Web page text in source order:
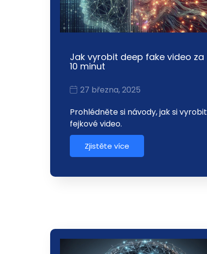
Jak vyrobit deep fake video za
10 minut
27 března, 2025
Prohlédněte si návody, jak si vyrobit
fejkové video.
Zjistěte více